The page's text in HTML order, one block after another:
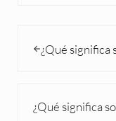
¿Qué significa
¿Qué significa